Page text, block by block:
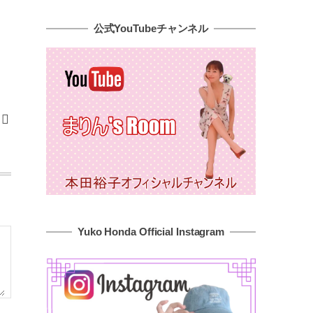
公式YouTubeチャンネル
Yuko Honda Official Instagram